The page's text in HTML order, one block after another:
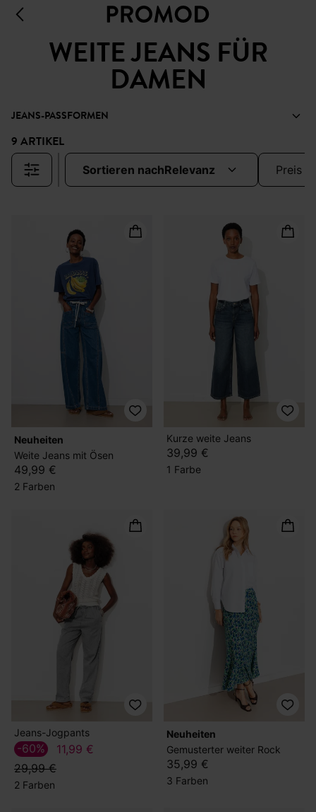
WEITE JEANS FÜR
DAMEN
JEANS-PASSFORMEN
9 ARTIKEL
sortieren nach relevanz preis
Neuheiten
Weite Jeans mit Ösen
49,99 €
2 Farben
Kurze weite Jeans
39,99 €
1 Farbe
Jeans-Jogpants
11,99 €
29,99 €
-60%
2 Farben
Neuheiten
Gemusterter weiter Rock
35,99 €
3 Farben